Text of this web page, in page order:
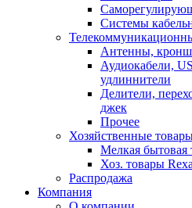
Системы
Антенны,
Аудиокабели,
удлиннители
Делители,
джек
Прочее
Хозяйственные
Мелкая бытовая
Хоз. товары
Распродажа
Компания